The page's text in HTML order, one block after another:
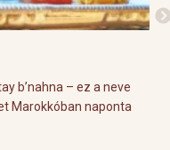
A közelgő indián nyár és
tökéletes körülményeket